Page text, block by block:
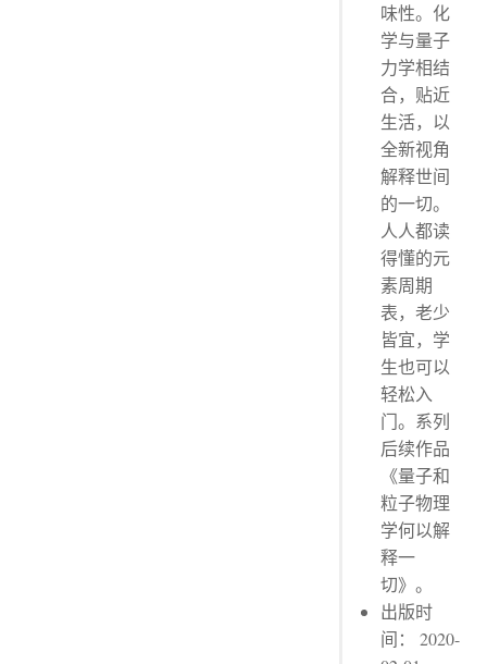
味性。化
学与量子
力学相结
合，贴近
生活，以
全新视角
解释世间
的一切。
人人都读
得懂的元
素周期
表，老少
皆宜，学
生也可以
轻松入
门。系列
后续作品
《量子和
粒子物理
学何以解
释一
切》。
出版时
间： 2020-